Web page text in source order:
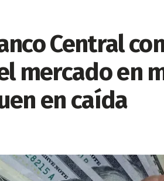
Central
mercado en
en caída